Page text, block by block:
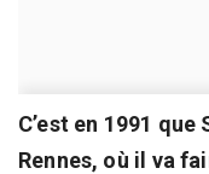
C’est en 1991
Rennes, où il va